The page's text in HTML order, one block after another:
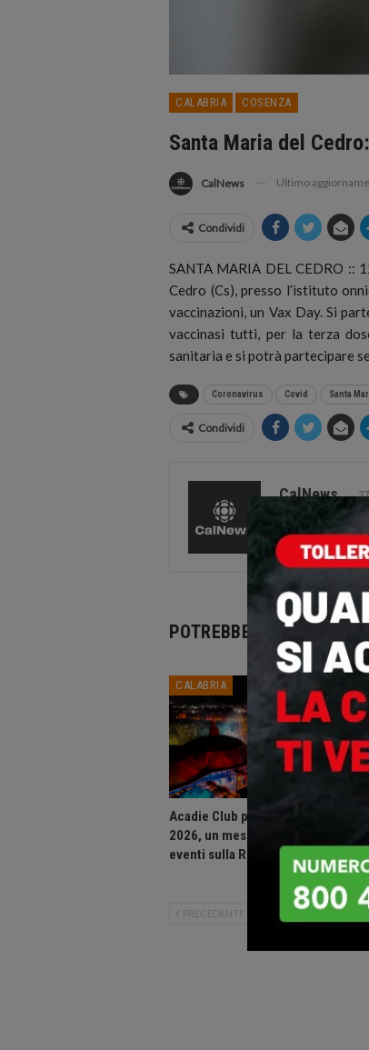
CALABRIA COSENZA
Santa Maria del
CalNews Ultimo
Condividi
SANTA MARIA DEL CEDRO ::
Cedro (Cs), presso l’istituto
vaccinazioni, un Vax Day. Si
vaccinasi tutti, per la terza
sanitaria e si potrà partecipare
Coronavirus Covid Santa
Condividi
CalNews
POTREBBE PIACERTI
CALABRIA
Acadie Club presenta: Agosto
2026, un mese di grandi
eventi sulla Riviera dei Cedri.
PRECEDENTE SUCCESSIVO